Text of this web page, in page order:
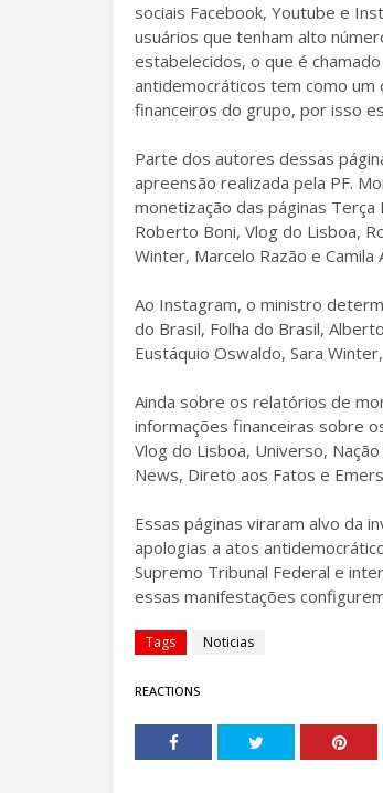
sociais Facebook, Youtube e
usuários que tenham alto
estabelecidos, o que é
antidemocráticos tem como um
financeiros do grupo, por isso
Parte dos autores dessas
apreensão realizada pela PF.
monetização das páginas Terça
Roberto Boni, Vlog do Lisboa,
Winter, Marcelo Razão e Camila
Ao Instagram, o ministro
do Brasil, Folha do Brasil,
Eustáquio Oswaldo, Sara
Ainda sobre os relatórios de
informações financeiras sobre
Vlog do Lisboa, Universo,
News, Direto aos Fatos e
Essas páginas viraram alvo da
apologias a atos
Supremo Tribunal Federal e
essas manifestações
Tags Noticias
REACTIONS